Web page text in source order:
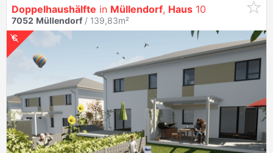
Doppelhaushälfte in Müllendorf, Haus 10
7052 Müllendorf / 139,83m²